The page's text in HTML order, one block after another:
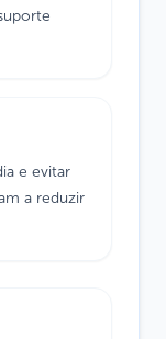
e evitar
a reduzir